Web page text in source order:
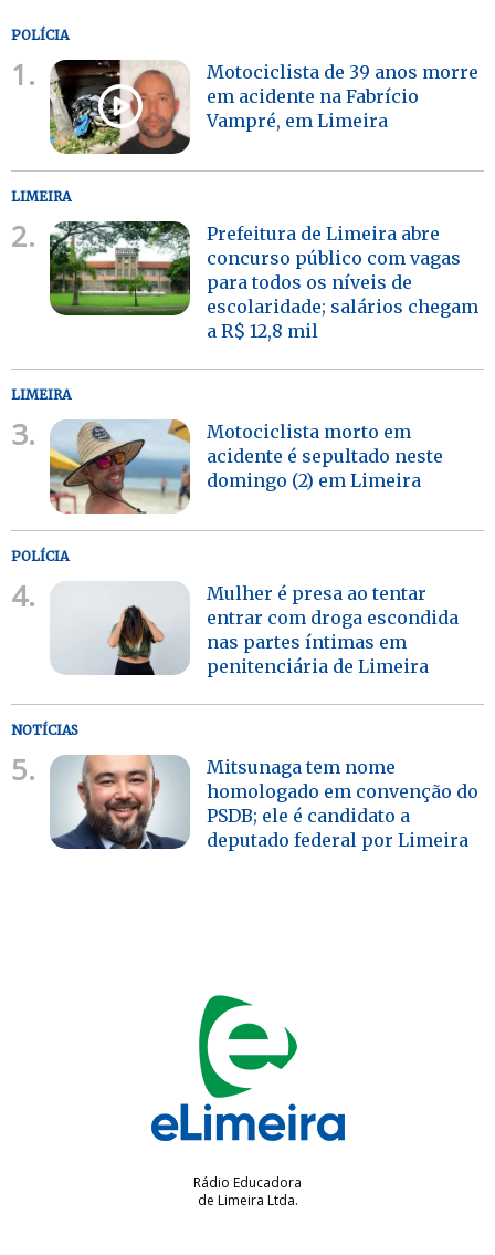
POLÍCIA
1.
Motociclista de 39 anos morre
em acidente na Fabrício
Vampré, em Limeira
LIMEIRA
2.
Prefeitura de Limeira abre
concurso público com vagas
para todos os níveis de
escolaridade; salários chegam
a R$ 12,8 mil
LIMEIRA
3.
Motociclista morto em
acidente é sepultado neste
domingo (2) em Limeira
POLÍCIA
4.
Mulher é presa ao tentar
entrar com droga escondida
nas partes íntimas em
penitenciária de Limeira
NOTÍCIAS
5.
Mitsunaga tem nome
homologado em convenção do
PSDB; ele é candidato a
deputado federal por Limeira
Rádio Educadora
de Limeira Ltda.